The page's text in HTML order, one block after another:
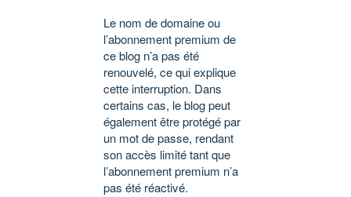
Le nom de domaine ou
l’abonnement premium de
ce blog n’a pas été
renouvelé, ce qui explique
cette interruption. Dans
certains cas, le blog peut
également être protégé par
un mot de passe, rendant
son accès limité tant que
l’abonnement premium n’a
pas été réactivé.